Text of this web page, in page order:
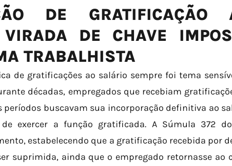
DE GRATIFICAÇÃO
DE CHAVE
TRABALHISTA
de gratificações ao salário sempre foi tema
décadas, empregados que recebiam
buscavam sua incorporação definitiva ao
exercer a função gratificada. A Súmula 372 do
estabelecendo que a gratificação recebida por
suprimida, ainda que o empregado retornasse ao